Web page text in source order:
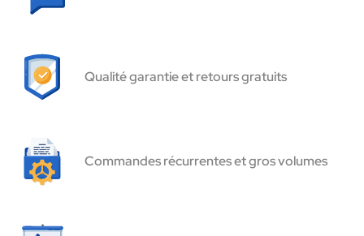
Qualité garantie et retours gratuits
Commandes récurrentes et gros volumes